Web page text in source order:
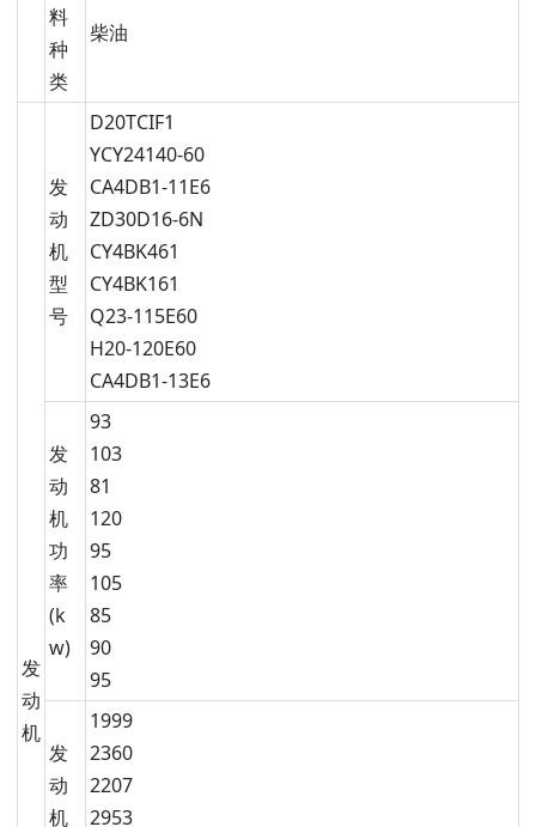
料
种
类
柴油
发
动
机
发
动
机
型
号
D20TCIF1
YCY24140-60
CA4DB1-11E6
ZD30D16-6N
CY4BK461
CY4BK161
Q23-115E60
H20-120E60
CA4DB1-13E6
发
动
机
功
率
(k
w)
93
103
81
120
95
105
85
90
95
发
动
机
1999
2360
2207
2953